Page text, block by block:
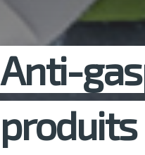
Anti-